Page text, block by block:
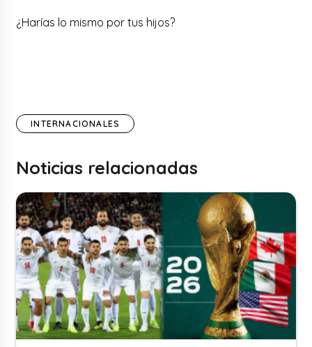
¿Harías lo mismo por tus hijos?
INTERNACIONALES
Noticias relacionadas